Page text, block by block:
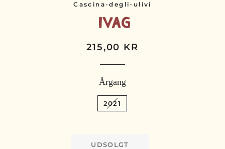
Cascina-degli-ulivi
Ivag
Normalpris
Udsalgspris
215,00 KR
Årgang
2021
UDSOLGT